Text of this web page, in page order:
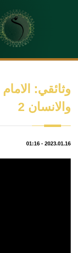
وثائقي:
والانسان 2
2023.01.16
-
01:16